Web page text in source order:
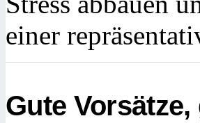
einer
Gute